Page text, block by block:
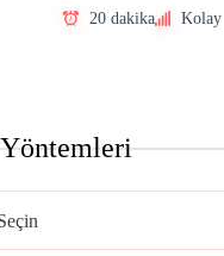
20 dakika Kolay